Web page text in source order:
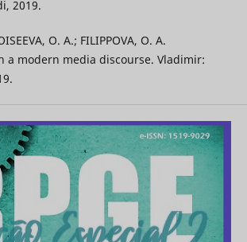
2019.
O. A.; FILIPPOVA, O. A.
a modern media discourse. Vladimir: